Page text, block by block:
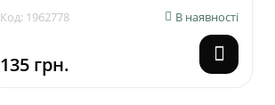
Код: 1962778 В наявності
135 грн.